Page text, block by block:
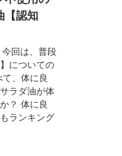
【認知
回は、普段
についての
、体に良
ラダ油が体
？ 体に良
ランキング